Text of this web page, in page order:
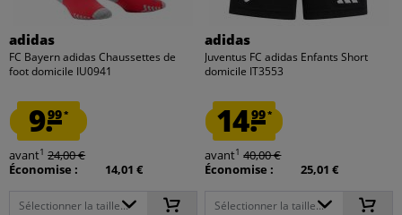
adidas
FC Bayern adidas Chaussettes de
foot domicile IU0941
9.99*
avant1 24,00 €
Économise :
14,01 €
Sélectionner la taille...
adidas
Juventus FC adidas Enfants Short
domicile IT3553
14.99*
avant1 40,00 €
Économise :
25,01 €
Sélectionner la taille...